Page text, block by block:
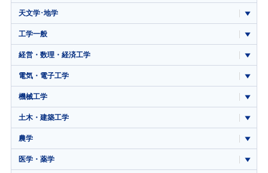
天文学･地学
工学一般
経営・数理・経済工学
電気・電子工学
機械工学
土木・建築工学
農学
医学・薬学